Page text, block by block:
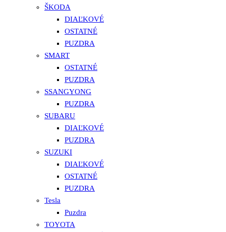
ŠKODA
DIAĽKOVÉ
OSTATNÉ
PUZDRA
SMART
OSTATNÉ
PUZDRA
SSANGYONG
PUZDRA
SUBARU
DIAĽKOVÉ
PUZDRA
SUZUKI
DIAĽKOVÉ
OSTATNÉ
PUZDRA
Tesla
Puzdra
TOYOTA